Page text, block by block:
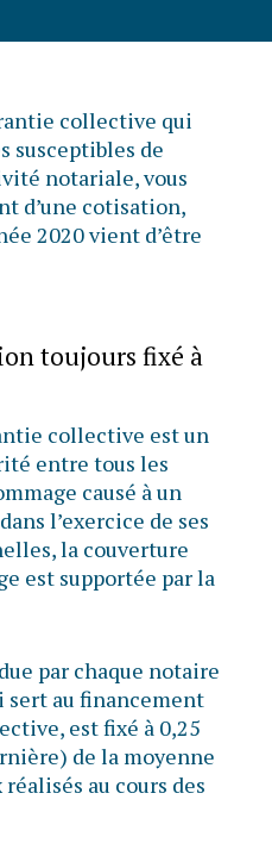
collective qui
susceptibles de
notariale, vous
d’une cotisation,
2020 vient d’être
toujours fixé à
collective est un
entre tous les
causé à un
l’exercice de ses
la couverture
est supportée par la
par chaque notaire
sert au financement
est fixé à 0,25
de la moyenne
au cours des